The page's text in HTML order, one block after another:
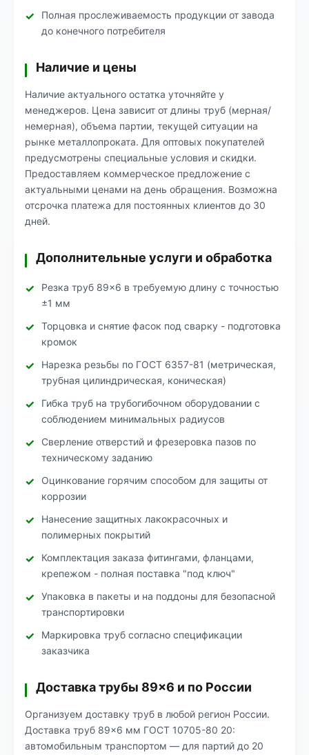
Полная прослеживаемость продукции от завода
до конечного потребителя
Наличие и цены
Наличие актуального остатка уточняйте у
менеджеров. Цена зависит от длины труб (мерная/
немерная), объема партии, текущей ситуации на
рынке металлопроката. Для оптовых покупателей
предусмотрены специальные условия и скидки.
Предоставляем коммерческое предложение с
актуальными ценами на день обращения. Возможна
отсрочка платежа для постоянных клиентов до 30
дней.
Дополнительные услуги и обработка
Резка труб 89×6 в требуемую длину с точностью
±1 мм
Торцовка и снятие фасок под сварку - подготовка
кромок
Нарезка резьбы по ГОСТ 6357-81 (метрическая,
трубная цилиндрическая, коническая)
Гибка труб на трубогибочном оборудовании с
соблюдением минимальных радиусов
Сверление отверстий и фрезеровка пазов по
техническому заданию
Оцинкование горячим способом для защиты от
коррозии
Нанесение защитных лакокрасочных и
полимерных покрытий
Комплектация заказа фитингами, фланцами,
крепежом - полная поставка "под ключ"
Упаковка в пакеты и на поддоны для безопасной
транспортировки
Маркировка труб согласно спецификации
заказчика
Доставка трубы 89×6 и по России
Организуем доставку труб в любой регион России.
Доставка труб 89×6 мм ГОСТ 10705-80 20:
автомобильным транспортом — для партий до 20